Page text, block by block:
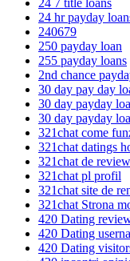
24 hr payday
240679
250 payday loan
255 payday loans
2nd chance
30 day pay day
30 day payday
30 day payday
321chat come
321chat datings
321chat de review
321chat pl profil
321chat site de
321chat Strona
420 Dating
420 Dating
420 Dating